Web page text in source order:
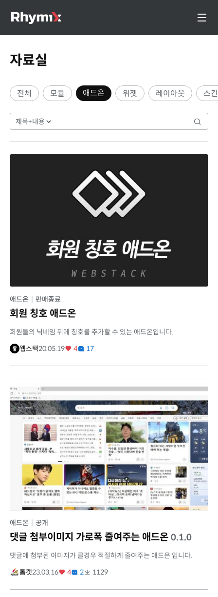
자료실
전체 모듈 애드온 위젯 레이아웃 스킨
애드온 판매종료
회원 칭호 애드온
회원들의 닉네임 뒤에 칭호를 추가할 수 있는 애드온입니다.
웹스택20.05.19 4 17
애드온 공개
댓글 첨부이미지 가로폭 줄여주는 애드온 0.1.0
댓글에 첨부된 이미지가 클경우 적절하게 줄여주는 애드온 입니다.
톰캣23.03.16 4 2 1129